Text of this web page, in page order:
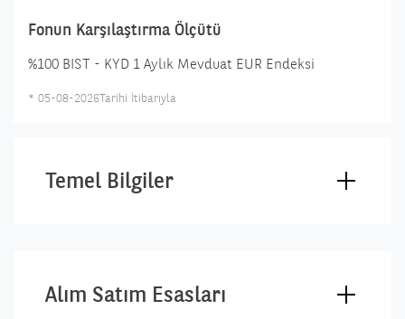
Fonun Karşılaştırma Ölçütü
%100 BIST - KYD 1 Aylık Mevduat EUR Endeksi
* 05-08-2026Tarihi İtibarıyla
Temel Bilgiler
Alım Satım Esasları